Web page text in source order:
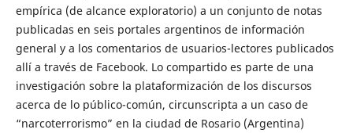
empírica (de alcance exploratorio) a un conjunto de notas
publicadas en seis portales argentinos de información
general y a los comentarios de usuarios-lectores publicados
allí a través de Facebook. Lo compartido es parte de una
investigación sobre la plataformización de los discursos
acerca de lo público-común, circunscripta a un caso de
“narcoterrorismo” en la ciudad de Rosario (Argentina)